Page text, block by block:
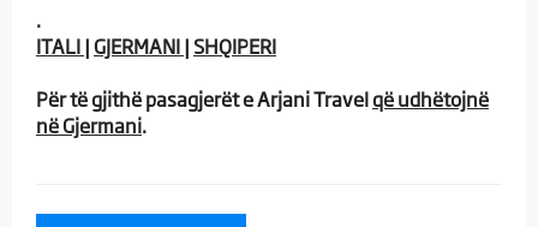
.
ITALI|GJERMANI| SHQIPERI​
Për të gjithë pasagjerët e Arjani Travelqë udhëtojnë
në Gjermani.